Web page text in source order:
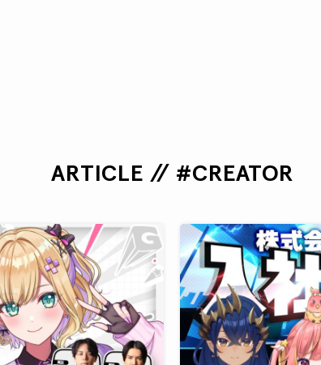
ARTICLE // #CREATOR